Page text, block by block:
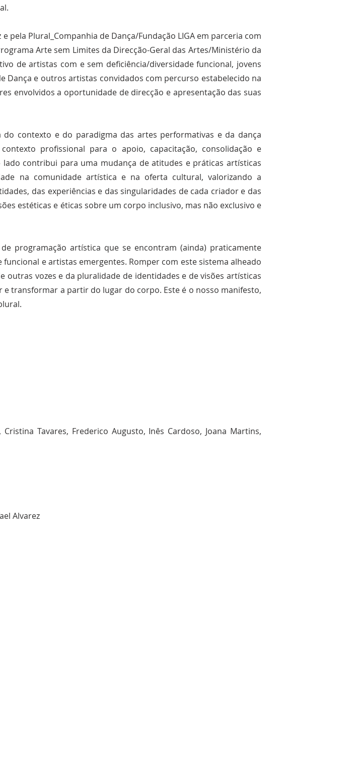
pela Plural_Companhia de Dança/Fundação LIGA em parceria com
Arte sem Limites da Direcção-Geral das Artes/Ministério da
de artistas com e sem deficiência/diversidade funcional, jovens
Dança e outros artistas convidados com percurso estabelecido na
envolvidos a oportunidade de direcção e apresentação das suas
do contexto e do paradigma das artes performativas e da dança
profissional para o apoio, capacitação, consolidação e
contribui para uma mudança de atitudes e práticas artísticas
na comunidade artística e na oferta cultural, valorizando a
das experiências e das singularidades de cada criador e das
estéticas e éticas sobre um corpo inclusivo, mas não exclusivo e
programação artística que se encontram (ainda) praticamente
e artistas emergentes. Romper com este sistema alheado
vozes e da pluralidade de identidades e de visões artísticas
transformar a partir do lugar do corpo. Este é o nosso manifesto,
Tavares, Frederico Augusto, Inês Cardoso, Joana Martins,
Alvarez